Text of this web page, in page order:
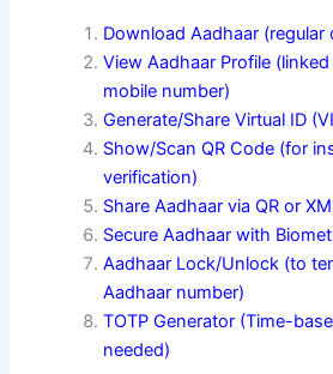
Download Aadhaar
View Aadhaar Profile
mobile number)
Generate/Share Virtual ID
Show/Scan QR Code (for
verification)
Share Aadhaar via QR or
Secure Aadhaar with
Aadhaar Lock/Unlock (to
Aadhaar number)
TOTP Generator (Time-
needed)